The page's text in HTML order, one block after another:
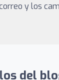
y los
del